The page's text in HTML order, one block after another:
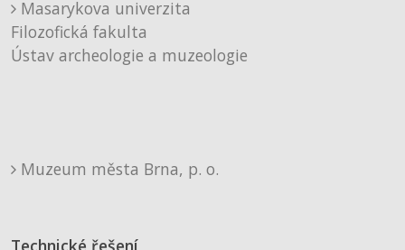
Masarykova univerzita
Filozofická fakulta
Ústav archeologie a muzeologie
Muzeum města Brna, p. o.
Technické řešení